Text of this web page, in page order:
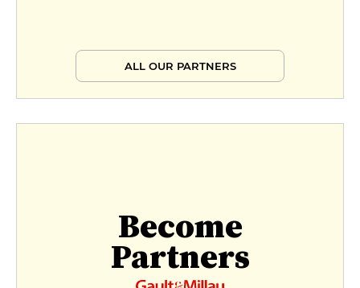
ALL OUR PARTNERS
Become
Partners